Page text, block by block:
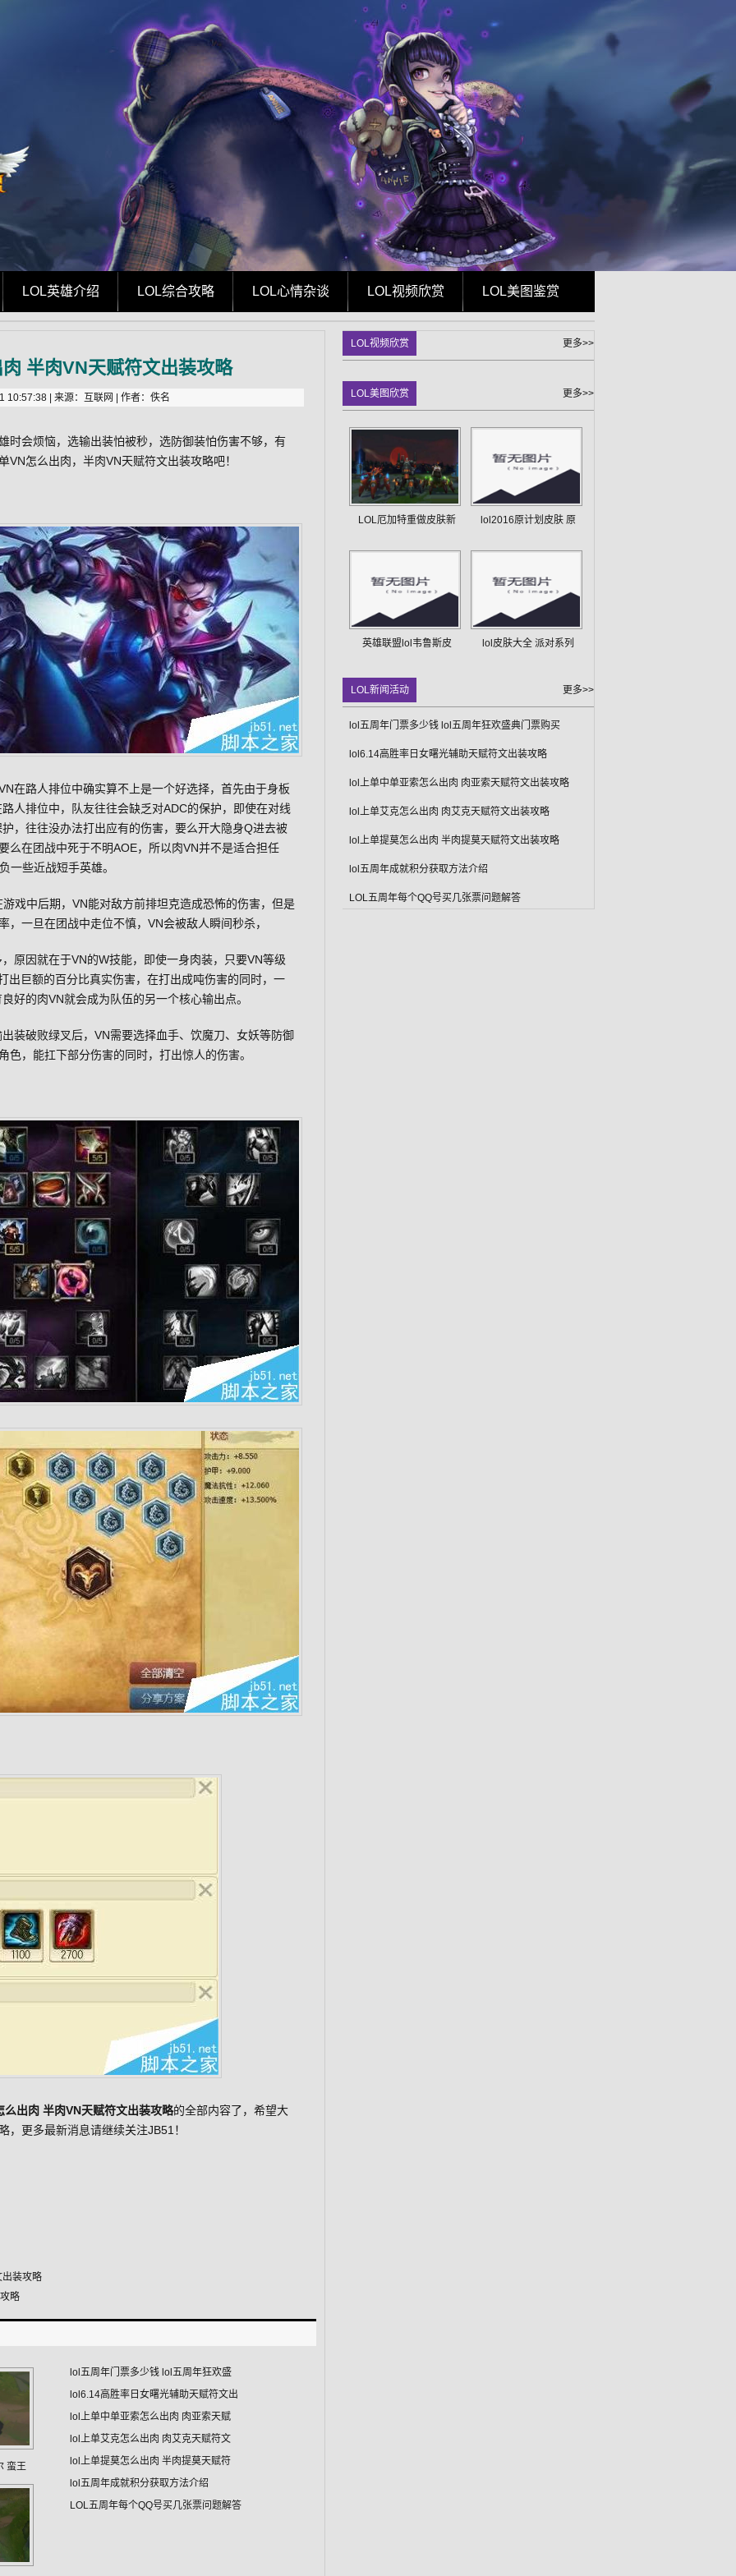
LOL英雄介绍 LOL综合攻略 LOL心情杂谈 LOL视频欣赏 LOL美图鉴赏
半肉VN天赋符文出装攻略
10:57:38 | 来源：互联网 | 作者：佚名
时会烦恼，选输出装怕被秒，选防御装怕伤害不够，有
怎么出肉，半肉VN天赋符文出装攻略吧！
在路人排位中确实算不上是一个好选择，首先由于身板
人排位中，队友往往会缺乏对ADC的保护，即使在对线
，往往没办法打出应有的伤害，要么开大隐身Q进去被
么在团战中死于不明AOE，所以肉VN并不是适合担任
一些近战短手英雄。
戏中后期，VN能对敌方前排坦克造成恐怖的伤害，但是
一旦在团战中走位不慎，VN会被敌人瞬间秒杀，
原因就在于VN的W技能，即使一身肉装，只要VN等级
出巨额的百分比真实伤害，在打出成吨伤害的同时，一
好的肉VN就会成为队伍的另一个核心输出点。
装破败绿叉后，VN需要选择血手、饮魔刀、女妖等防御
，能扛下部分伤害的同时，打出惊人的伤害。
出肉 半肉VN天赋符文出装攻略的全部内容了，希望大
，更多最新消息请继续关注JB51！
装攻略
略
lol五周年门票多少钱 lol五周年狂欢盛
lol6.14高胜率日女曙光辅助天赋符文出
lol上单中单亚索怎么出肉 肉亚索天赋
lol上单艾克怎么出肉 肉艾克天赋符文
lol上单提莫怎么出肉 半肉提莫天赋符
lol五周年成就积分获取方法介绍
LOL五周年每个QQ号买几张票问题解答
蛮王
LOL视频欣赏 更多>>
LOL美图欣赏 更多>>
LOL厄加特重做皮肤新 lol2016原计划皮肤 原
英雄联盟lol韦鲁斯皮 lol皮肤大全 派对系列
LOL新闻活动 更多>>
lol五周年门票多少钱 lol五周年狂欢盛典门票购买
lol6.14高胜率日女曙光辅助天赋符文出装攻略
lol上单中单亚索怎么出肉 肉亚索天赋符文出装攻略
lol上单艾克怎么出肉 肉艾克天赋符文出装攻略
lol上单提莫怎么出肉 半肉提莫天赋符文出装攻略
lol五周年成就积分获取方法介绍
LOL五周年每个QQ号买几张票问题解答